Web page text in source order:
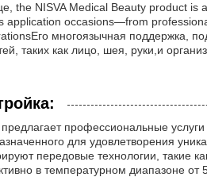
the NISVA Medical Beauty product
application occasions—from
многоязычная поддержка,
таких как лицо, шея, руки,и
предлагает профессиональные
для удовлетворения
передовые технологии, такие
в температурном диапазоне от